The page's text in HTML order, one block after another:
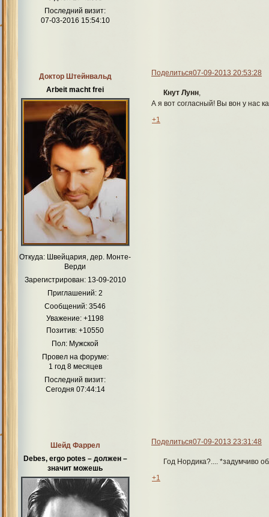
Последний визит:
07-03-2016 15:54:10
Поделиться07-09-2013 20:53:28
Доктор Штейнвальд
Arbeit macht frei
Откуда: Швейцария, дер. Монте-
Верди
Зарегистрирован: 13-09-2010
Приглашений: 2
Сообщений: 3546
Уважение: +1198
Позитив: +10550
Пол: Мужской
Провел на форуме:
1 год 8 месяцев
Последний визит:
Сегодня 07:44:14
Кнут Лунн,
А я вот согласный! Вы вон у нас
+1
Поделиться07-09-2013 23:31:48
Шейд Фаррел
Debes, ergo potes – должен –
значит можешь
Год Нордика?.... *задумчиво
+1